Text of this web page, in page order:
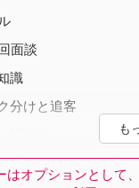
面談
識
分けと追客
ットアップ
はオプションとして